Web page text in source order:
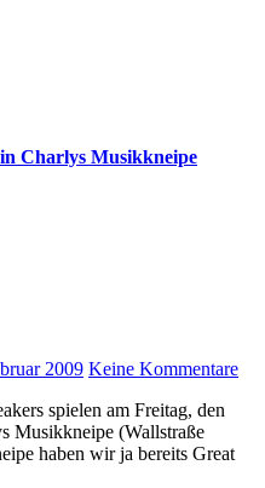
Charlys Musikkneipe
2009 Keine Kommentare
Musikkneipe (Wallstraße
haben wir ja bereits Great